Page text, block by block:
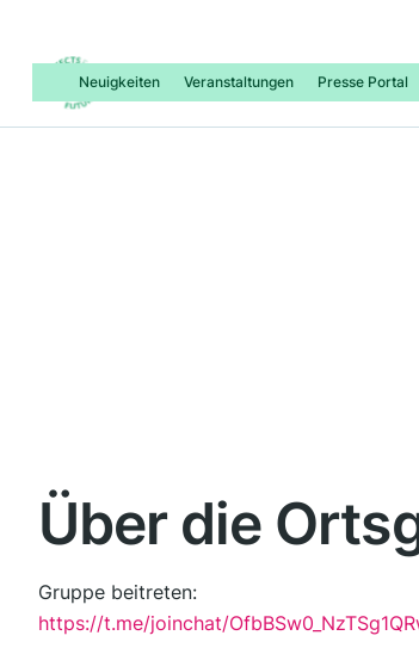
Neuigkeiten Veranstaltungen Presse Portal
Über die
Gruppe beitreten:
https://t.me/joinchat/